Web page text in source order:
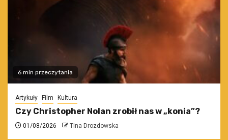
6 min przeczytania
Artykuły Film Kultura
Czy Christopher Nolan zrobił nas w „konia”?
01/08/2026 Tina Drozdowska